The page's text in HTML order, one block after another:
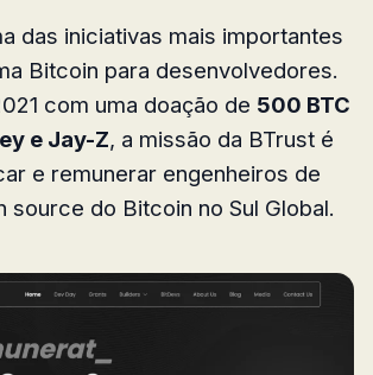
das iniciativas mais importantes
Bitcoin para desenvolvedores.
com uma doação de 500 BTC
e Jay-Z, a missão da BTrust é
e remunerar engenheiros de
source do Bitcoin no Sul Global.